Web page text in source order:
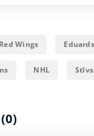
Wings
NHL